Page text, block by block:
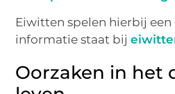
Eiwitten spelen hierbij
informatie staat bij
Oorzaken in het